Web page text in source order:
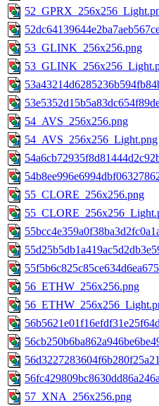
53_GLINK_256x256.png
54_AVS_256x256.png
54_AVS_256x256_Light.png
55_CLORE_256x256.png
56_ETHW_256x256.png
57_XNA_256x256.png